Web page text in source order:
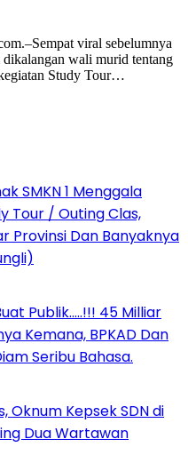
viral sebelumnya
wali murid tentang
Study Tour…
SMKN 1 Menggala
Tour / Outing Clas,
Provinsi Dan Banyaknya
Publik…..!!! 45 Milliar
Kemana, BPKAD Dan
Seribu Bahasa.
Oknum Kepsek SDN di
Dua Wartawan